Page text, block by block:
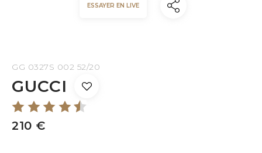
ESSAYER EN LIVE
GG 0327S 002 52/20
GUCCI
210 €